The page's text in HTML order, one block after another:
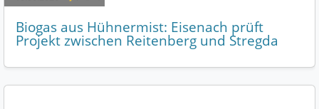
Biogas aus Hühnermist: Eisenach prüft
Projekt zwischen Reitenberg und Stregda